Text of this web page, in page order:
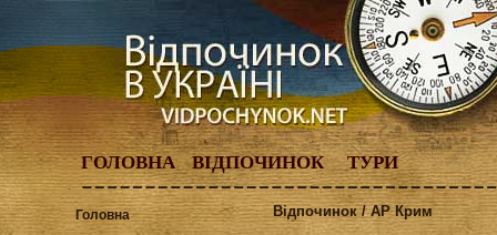
ГОЛОВНА ВІДПОЧИНОК ТУРИ
Головна
Відпочинок / АР Крим